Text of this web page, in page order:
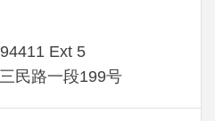
Ext 5
民路一段199号